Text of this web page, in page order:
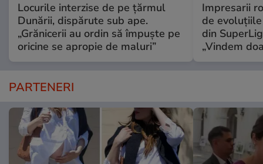
Locurile interzise de pe țărmul
Dunării, dispărute sub ape.
„Grănicerii au ordin să împuște pe
oricine se apropie de maluri”
Impresarii
de
din
„Vindem
PARTENERI